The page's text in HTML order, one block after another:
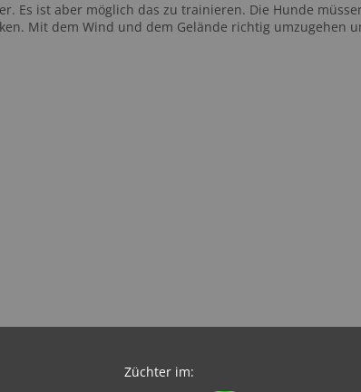
Es ist aber möglich das zu trainieren. Die Hunde
Mit dem Wind und dem Gelände richtig umzugehen
Züchter im: